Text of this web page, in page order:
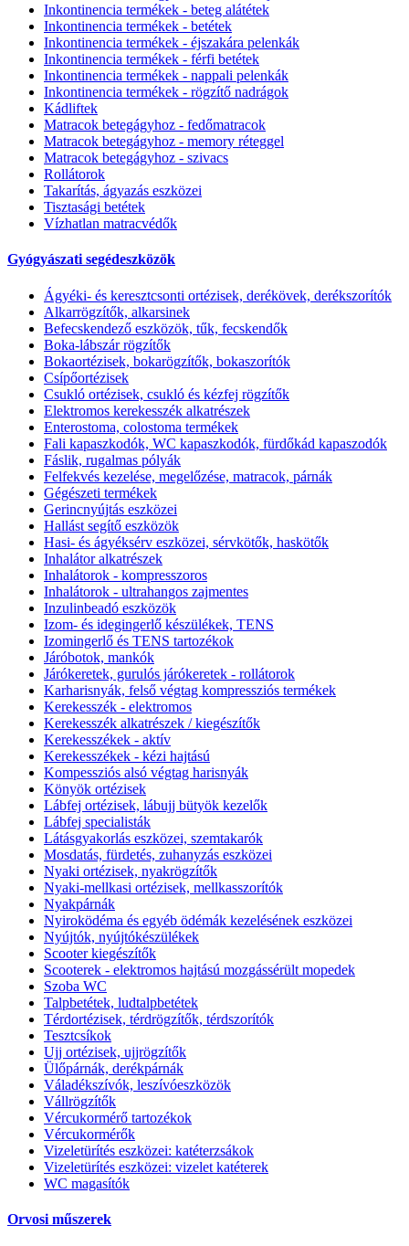
Inkontinencia termékek - beteg alátétek
Inkontinencia termékek - betétek
Inkontinencia termékek - éjszakára pelenkák
Inkontinencia termékek - férfi betétek
Inkontinencia termékek - nappali pelenkák
Inkontinencia termékek - rögzítő nadrágok
Kádliftek
Matracok betegágyhoz - fedőmatracok
Matracok betegágyhoz - memory réteggel
Matracok betegágyhoz - szivacs
Rollátorok
Takarítás, ágyazás eszközei
Tisztasági betétek
Vízhatlan matracvédők
Gyógyászati segédeszközök
Ágyéki- és keresztcsonti ortézisek, derékövek, derékszorítók
Alkarrögzítők, alkarsinek
Befecskendező eszközök, tűk, fecskendők
Boka-lábszár rögzítők
Bokaortézisek, bokarögzítők, bokaszorítók
Csípőortézisek
Csukló ortézisek, csukló és kézfej rögzítők
Elektromos kerekesszék alkatrészek
Enterostoma, colostoma termékek
Fali kapaszkodók, WC kapaszkodók, fürdőkád kapaszodók
Fáslik, rugalmas pólyák
Felfekvés kezelése, megelőzése, matracok, párnák
Gégészeti termékek
Gerincnyújtás eszközei
Hallást segítő eszközök
Hasi- és ágyéksérv eszközei, sérvkötők, haskötők
Inhalátor alkatrészek
Inhalátorok - kompresszoros
Inhalátorok - ultrahangos zajmentes
Inzulinbeadó eszközök
Izom- és idegingerlő készülékek, TENS
Izomingerlő és TENS tartozékok
Járóbotok, mankók
Járókeretek, gurulós járókeretek - rollátorok
Karharisnyák, felső végtag kompressziós termékek
Kerekesszék - elektromos
Kerekesszék alkatrészek / kiegészítők
Kerekesszékek - aktív
Kerekesszékek - kézi hajtású
Kompessziós alsó végtag harisnyák
Könyök ortézisek
Lábfej ortézisek, lábujj bütyök kezelők
Lábfej specialisták
Látásgyakorlás eszközei, szemtakarók
Mosdatás, fürdetés, zuhanyzás eszközei
Nyaki ortézisek, nyakrögzítők
Nyaki-mellkasi ortézisek, mellkasszorítók
Nyakpárnák
Nyiroködéma és egyéb ödémák kezelésének eszközei
Nyújtók, nyújtókészülékek
Scooter kiegészítők
Scooterek - elektromos hajtású mozgássérült mopedek
Szoba WC
Talpbetétek, ludtalpbetétek
Térdortézisek, térdrögzítők, térdszorítók
Tesztcsíkok
Ujj ortézisek, ujjrögzítők
Ülőpárnák, derékpárnák
Váladékszívók, leszívóeszközök
Vállrögzítők
Vércukormérő tartozékok
Vércukormérők
Vizeletürítés eszközei: katéterzsákok
Vizeletürítés eszközei: vizelet katéterek
WC magasítók
Orvosi műszerek